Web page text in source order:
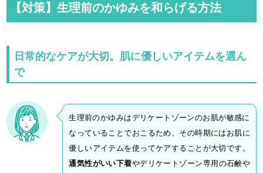
【対策】生理前のかゆみを和らげる方法
日常的なケアが大切。肌に優しいアイテムを選ん
で
生理前のかゆみはデリケートゾーンのお肌が敏感に
なっていることでおこるため、その時期にはお肌に
優しいアイテムを使ってケアすることが大切です。
通気性がいい下着やデリケートゾーン専用の石鹸や